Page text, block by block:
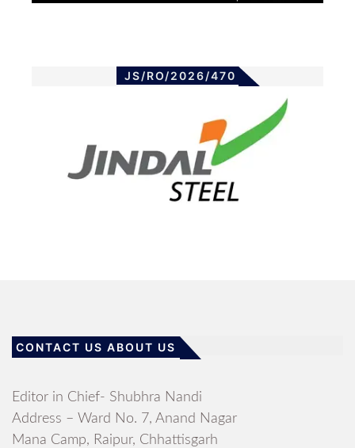
JS/RO/2026/470
CONTACT US ABOUT US
Editor in Chief- Shubhra Nandi
Address – Ward No. 7, Anand Nagar
Mana Camp, Raipur, Chhattisgarh